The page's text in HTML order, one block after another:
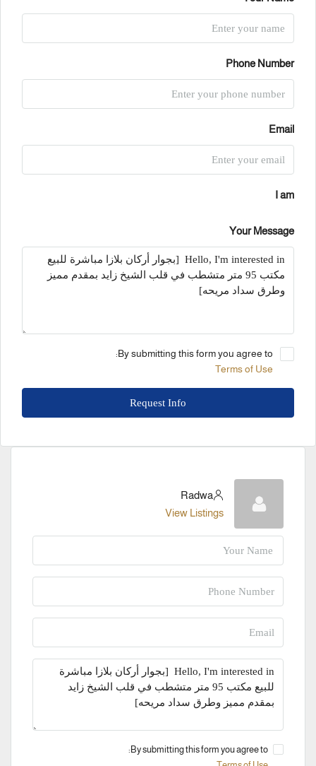
Phone Number
Email
I am
Your Message
By submitting this form you agree to:
Terms of Use
Request Info
Radwa
View Listings
By submitting this form you agree to: